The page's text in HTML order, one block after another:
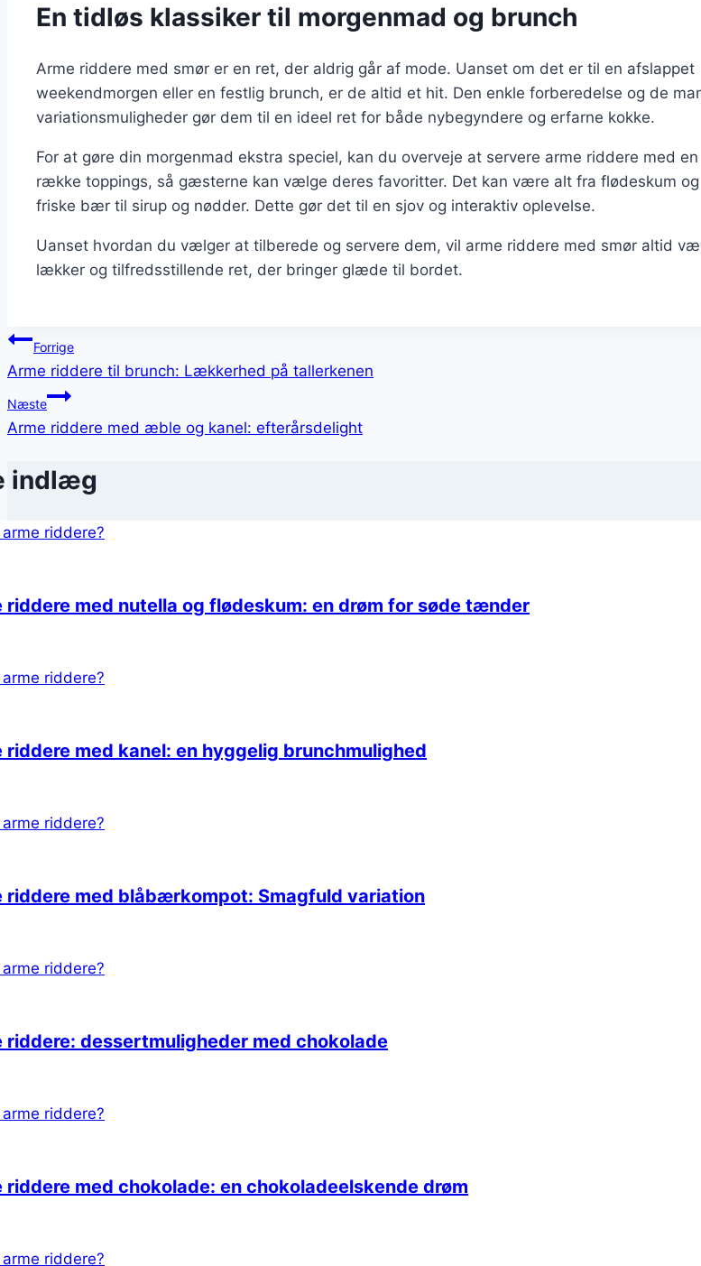
En tidløs klassiker til morgenmad og brunch
Arme riddere med smør er en ret, der aldrig går af mode. Uanset om det er til en afslappet
weekendmorgen eller en festlig brunch, er de altid et hit. Den enkle forberedelse og de
variationsmuligheder gør dem til en ideel ret for både nybegyndere og erfarne kokke.
For at gøre din morgenmad ekstra speciel, kan du overveje at servere arme riddere med en
række toppings, så gæsterne kan vælge deres favoritter. Det kan være alt fra flødeskum og
friske bær til sirup og nødder. Dette gør det til en sjov og interaktiv oplevelse.
Uanset hvordan du vælger at tilberede og servere dem, vil arme riddere med smør altid
lækker og tilfredsstillende ret, der bringer glæde til bordet.
Indlægsnavigation
Forrige
Arme riddere til brunch: Lækkerhed på tallerkenen
Næste
Arme riddere med æble og kanel: efterårsdelight
indlæg
riddere med nutella og flødeskum: en drøm for søde tænder
riddere med kanel: en hyggelig brunchmulighed
riddere med blåbærkompot: Smagfuld variation
riddere: dessertmuligheder med chokolade
riddere med chokolade: en chokoladeelskende drøm